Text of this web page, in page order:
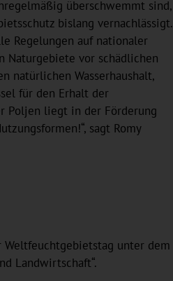
überschwemmt sind,
bislang vernachlässigt.
Regelungen auf nationaler
Naturgebiete vor schädlichen
natürlichen Wasserhaushalt,
für den Erhalt der
Poljen liegt in der Förderung
sagt Romy
Weltfeuchtgebietstag unter dem
Landwirtschaft“.